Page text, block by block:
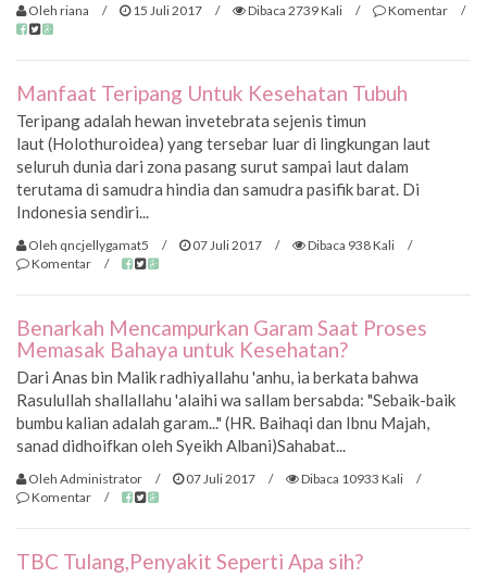
Oleh riana / 15 Juli 2017 / Dibaca 2739 Kali / Komentar /
Manfaat Teripang Untuk Kesehatan Tubuh
Teripang adalah hewan invetebrata sejenis timun
laut (Holothuroidea) yang tersebar luar di lingkungan laut
seluruh dunia dari zona pasang surut sampai laut dalam
terutama di samudra hindia dan samudra pasifik barat. Di
Indonesia sendiri...
Oleh qncjellygamat5 / 07 Juli 2017 / Dibaca 938 Kali
/
Komentar
/
Benarkah Mencampurkan Garam Saat Proses
Memasak Bahaya untuk Kesehatan?
Dari Anas bin Malik radhiyallahu 'anhu, ia berkata bahwa
Rasulullah shallallahu 'alaihi wa sallam bersabda: "Sebaik-baik
bumbu kalian adalah garam..." (HR. Baihaqi dan Ibnu Majah,
sanad didhoifkan oleh Syeikh Albani)Sahabat...
Oleh Administrator / 07 Juli 2017 / Dibaca 10933 Kali
/
Komentar
/
TBC Tulang,Penyakit Seperti Apa sih?